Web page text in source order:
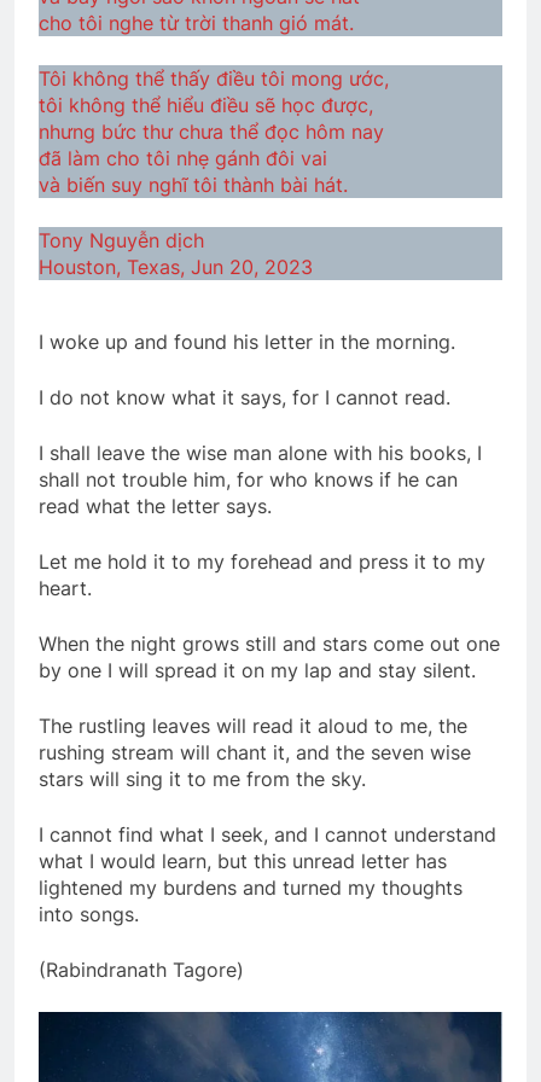
BÀI CA “TRANH LUẬN CHỮ NGHĨA” (Lỗ
Tấn)
3 Years Ago
2 Years Ago
XIN HÃY YÊU TÔIXuân Đã Về
LẠC LỐI GIỮA ĐƯỜNG (Rabindranath
Tagore)
3 Years Ago
3 Years Ago 2 Years Ago
DỪNG BÊN RỪNG TRONG ĐÊM TUYẾT
GIÁ (Robert Frost)
3 Years Ago
Đất máu Long Khánh 1974
cho tôi nghe từ trời thanh gió mát.
Tôi không thể thấy điều tôi mong ước,
tôi không thể hiểu điều sẽ học được,
nhưng bức thư chưa thể đọc hôm nay
đã làm cho tôi nhẹ gánh đôi vai
và biến suy nghĩ tôi thành bài hát.
Tony Nguyễn dịch
Houston, Texas, Jun 20, 2023
I woke up and found his letter in the morning.
I do not know what it says, for I cannot read.
I shall leave the wise man alone with his books, I
shall not trouble him, for who knows if he can
read what the letter says.
Let me hold it to my forehead and press it to my
heart.
When the night grows still and stars come out one
by one I will spread it on my lap and stay silent.
The rustling leaves will read it aloud to me, the
rushing stream will chant it, and the seven wise
stars will sing it to me from the sky.
I cannot find what I seek, and I cannot understand
what I would learn, but this unread letter has
lightened my burdens and turned my thoughts
into songs.
(Rabindranath Tagore)